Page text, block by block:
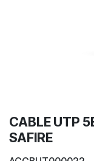
CABLE UTP
SAFIRE